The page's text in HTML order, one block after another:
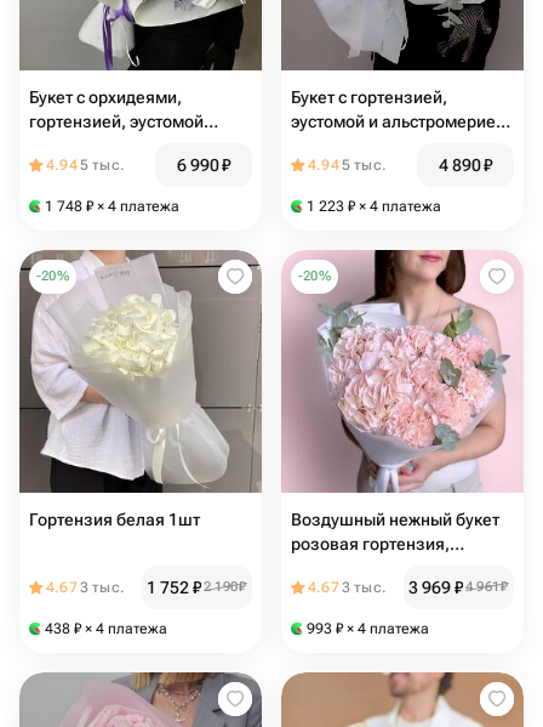
Букет с орхидеями,
гортензией, эустомой
4.945 тыс. 6 990₽
1 748 ₽ × 4 платежа
Букет с гортензией,
эустомой и альстромерией
4.945 тыс. 4 890₽
1 223 ₽ × 4 платежа
-20%
Гортензия белая 1шт
4.673 тыс. 1 752₽2 190₽
438 ₽ × 4 платежа
-20%
Воздушный нежный букет
розовая гортензия,
4.673 тыс. 3 969₽4 961₽
993 ₽ × 4 платежа